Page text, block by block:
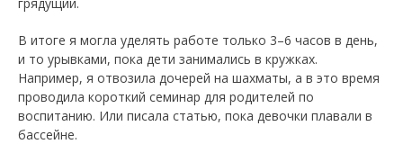
В итоге я могла уделять работе только 3–6 часов в день,
и то урывками, пока дети занимались в кружках.
Например, я отвозила дочерей на шахматы, а в это время
проводила короткий семинар для родителей по
воспитанию. Или писала статью, пока девочки плавали в
бассейне.